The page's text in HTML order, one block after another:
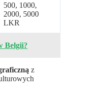
500, 1000,
2000, 5000
LKR
Belgii?
z